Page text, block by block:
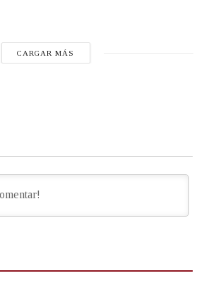
CARGAR MÁS